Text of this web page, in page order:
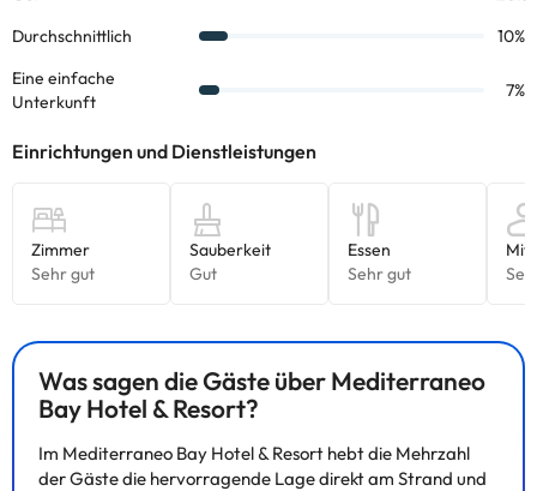
Was sagen die Gäste über Mediterraneo
Bay Hotel & Resort?
Im Mediterraneo Bay Hotel & Resort hebt die Mehrzahl
der Gäste die hervorragende Lage direkt am Strand und